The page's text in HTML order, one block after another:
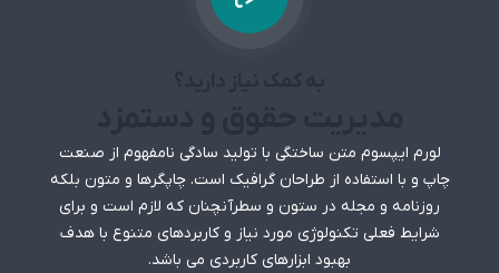
لورم ایپسوم متن ساختگی با تولید سادگی نامفهوم از صنعت
چاپ و با استفاده از طراحان گرافیک است. چاپگرها و متون بلکه
روزنامه و مجله در ستون و سطرآنچنان که لازم است و برای
شرایط فعلی تکنولوژی مورد نیاز و کاربردهای متنوع با هدف
بهبود ابزارهای کاربردی می باشد.